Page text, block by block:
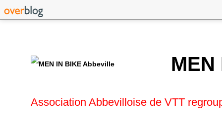
Association Abbevilloise de VTT